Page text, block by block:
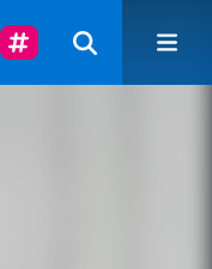
Suivez-Nous